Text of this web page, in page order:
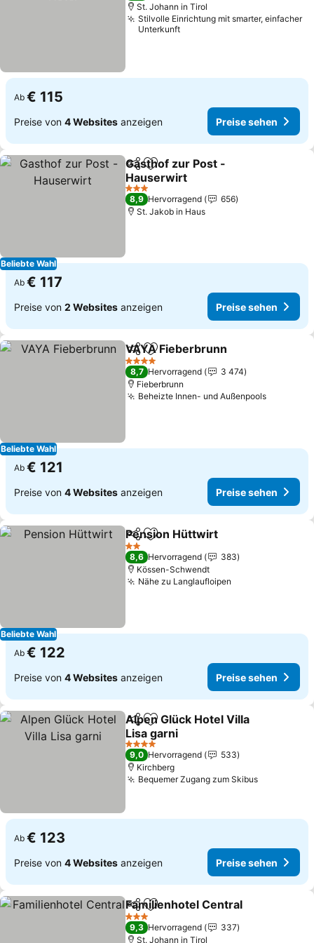
St. Johann in Tirol
Stilvolle Einrichtung mit smarter, einfacher
Unterkunft
Ab € 115
Preise von 4 Websites anzeigen Preise sehen
Beliebte Wahl
TeilenZu Favoriten hinzufügen
Gasthof zur Post -
Hauserwirt
Preise sehen
3 Sterne
8,9 Hervorragend
656
St. Jakob in Haus
Ab € 117
Preise von 2 Websites anzeigen Preise sehen
Beliebte Wahl
TeilenZu Favoriten hinzufügen
VAYA Fieberbrunn
4 Sterne
8,7 Hervorragend
3 474
Fieberbrunn
Beheizte Innen- und AußenpoolsPreise
Ab € 121
Preise von 4 Websites anzeigen Preise sehen
Beliebte Wahl
TeilenZu Favoriten hinzufügen
Pension Hüttwirt
2 Sterne
8,6 Hervorragend
383
Kössen-Schwendt
Nähe zu Langlaufloipen
Ab € 122
Preise von 4 Websites anzeigen Preise sehen
TeilenZu Favoriten hinzufügen
Alpen Glück Hotel Villa
Lisa garni
Preise sehen
4 Sterne
9,0 Hervorragend
533
Kirchberg
Bequemer Zugang zum SkibusPreise
Ab € 123
Preise von 4 Websites anzeigen Preise sehen
TeilenZu Favoriten hinzufügen
Familienhotel Central
3 Sterne
9,3 Hervorragend
337
St. Johann in Tirol